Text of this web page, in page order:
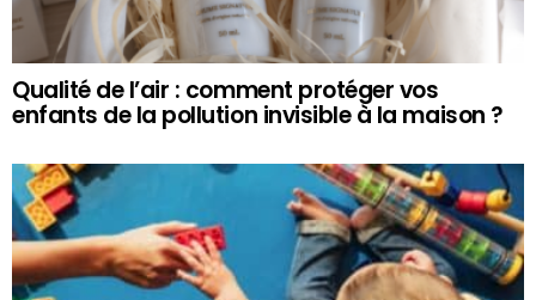
Qualité de l’air : comment protéger vos
enfants de la pollution invisible à la maison ?